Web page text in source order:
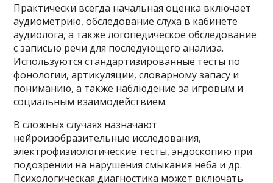
Практически всегда начальная оценка включает
аудиометрию, обследование слуха в кабинете
аудиолога, а также логопедическое обследование
с записью речи для последующего анализа.
Используются стандартизированные тесты по
фонологии, артикуляции, словарному запасу и
пониманию, а также наблюдение за игровым и
социальным взаимодействием.
В сложных случаях назначают
нейроизобразительные исследования,
электрофизиологические тесты, эндоскопию при
подозрении на нарушения смыкания нёба и др.
Психологическая диагностика может включать